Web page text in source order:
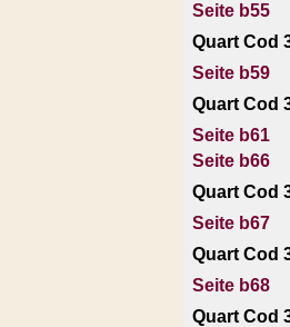
Seite b55
Quart Cod
Seite b59
Quart Cod
Seite b61
Seite b66
Quart Cod
Seite b67
Quart Cod
Seite b68
Quart Cod